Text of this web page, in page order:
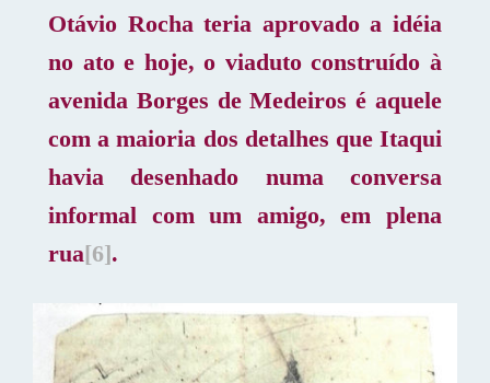
Otávio Rocha teria aprovado a idéia
no ato e hoje, o viaduto construído à
avenida Borges de Medeiros é aquele
com a maioria dos detalhes que Itaqui
havia desenhado numa conversa
informal com um amigo, em plena
rua[6].